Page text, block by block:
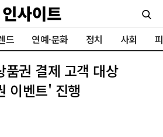
드 연예·문화 정치 사회
품권 결제 고객 대상
이벤트' 진행